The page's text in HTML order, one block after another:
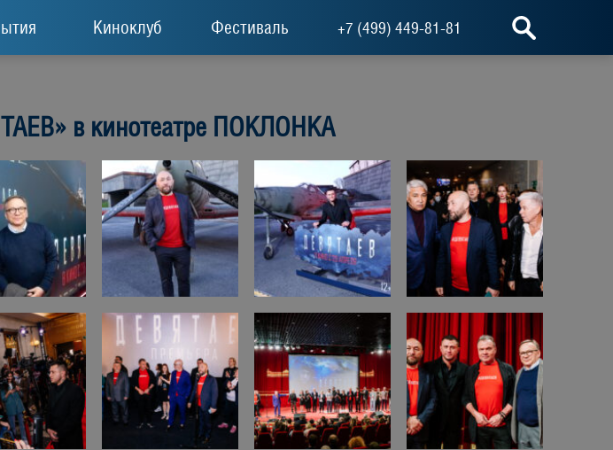
Киноклуб Фестиваль +7 (499) 449-81-81
в кинотеатре ПОКЛОНКА